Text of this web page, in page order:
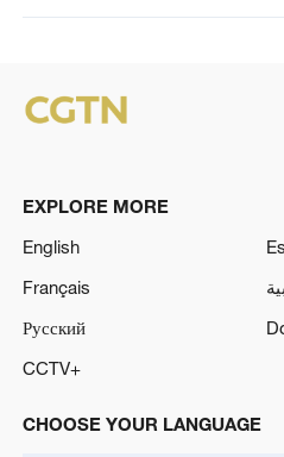
EXPLORE MORE
English
Français
Русский
CCTV+
CHOOSE YOUR LANGUAGE